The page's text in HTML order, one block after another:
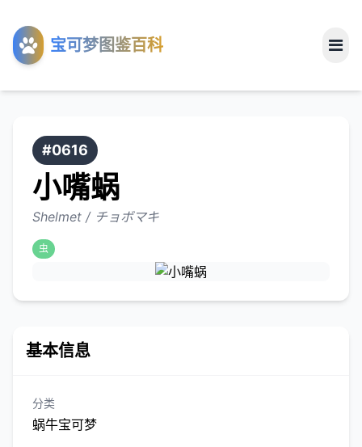
宝可梦图鉴百科
工具
关于
#0616
小嘴蜗
Shelmet / チョボマキ
虫
基本信息
分类
蜗牛宝可梦